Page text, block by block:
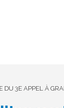
DU 3E APPEL À